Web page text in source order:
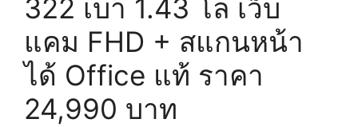
322 เบา 1.43 โล เว็บ
แคม FHD + สแกนหน้า
ได้ Office แท้ ราคา
24,990 บาท